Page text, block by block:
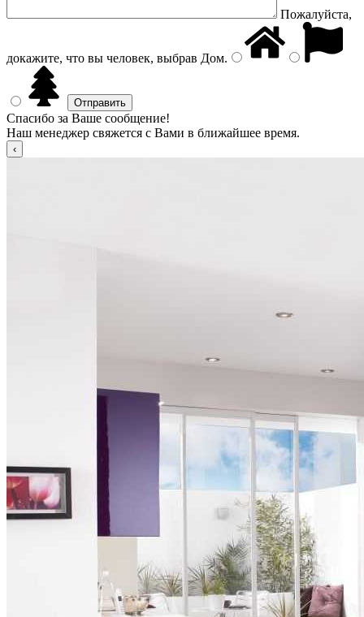
Пожалуйста,
докажите, что вы человек, выбрав Дом.
Спасибо за Ваше сообщение!
Наш менеджер свяжется с Вами в ближайшее время.